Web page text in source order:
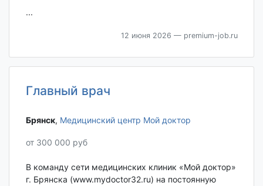
...
12 июня 2026 — premium-job.ru
Главный врач
Брянск‎, Медицинский центр Мой доктор
от 300 000 руб
В команду сети медицинских клиник «Мой доктор»
г. Брянска (www.mydoctor32.ru) на постоянную